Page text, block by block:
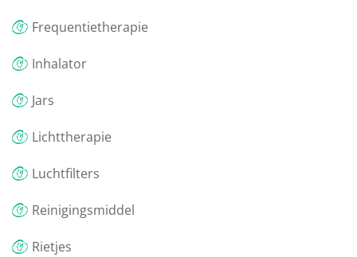
Frequentietherapie
Inhalator
Jars
Lichttherapie
Luchtfilters
Reinigingsmiddel
Rietjes